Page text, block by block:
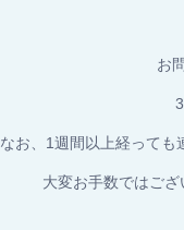
お
なお、1週間以上経っても
大変お手数ではご